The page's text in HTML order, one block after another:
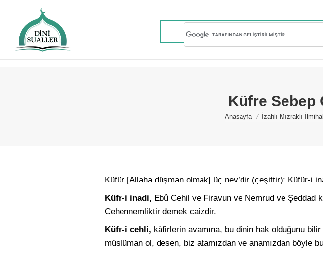
Küfre Sebep
You are here:
Anasayfa İzahlı Mızraklı İlmihal
Küfür [Allaha düşman olmak] üç nev’dir (çeşittir): Küfür-i
Küfr-i inadi, Ebû Cehil ve Firavun ve Nemrud ve Şeddad
Cehennemliktir demek caizdir.
Küfr-i cehli, kâfirlerin avamına, bu dinin hak olduğunu
müslüman ol, desen, biz atamızdan ve anamızdan böyle